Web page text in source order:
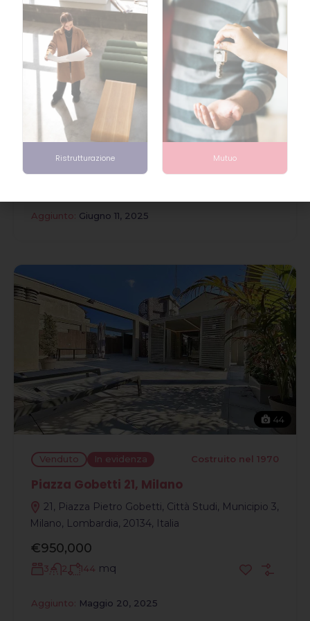
9
Venduto
Piazza Giolitti, Milano
1, Piazza Giovanni Giolitti, Città Studi, Municipio 3,
Milano, Lombardia, 20133, Italia
€419,000
Aggiunto: Giugno 11, 2025
44
Venduto In evidenza Costruito nel 1970
Piazza Gobetti 21, Milano
21, Piazza Pietro Gobetti, Città Studi, Municipio 3,
Milano, Lombardia, 20134, Italia
€950,000
3 2 144 mq
Aggiunto: Maggio 20, 2025
Ristrutturazione Mutuo